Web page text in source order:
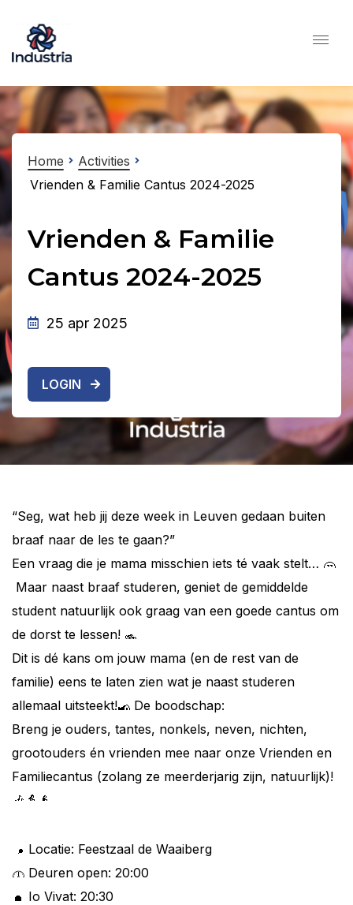
Home
Activities
Vrienden & Familie Cantus 2024-2025
Vrienden & Familie
Cantus 2024-2025
25 apr 2025
LOGIN
“Seg, wat heb jij deze week in Leuven gedaan buiten
braaf naar de les te gaan?”
Een vraag die je mama misschien iets té vaak stelt…
Maar naast braaf studeren, geniet de gemiddelde
student natuurlijk ook graag van een goede cantus om
de dorst te lessen!
Dit is dé kans om jouw mama (en de rest van de
familie) eens te laten zien wat je naast studeren
allemaal uitsteekt!
De boodschap:
Breng je ouders, tantes, nonkels, neven, nichten,
grootouders én vrienden mee naar onze Vrienden en
Familiecantus (zolang ze meerderjarig zijn, natuurlijk)!
Locatie: Feestzaal de Waaiberg
Deuren open: 20:00
Io Vivat: 20:30